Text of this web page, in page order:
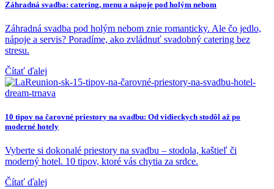
Záhradná svadba: catering, menu a nápoje pod holým nebom
Záhradná svadba pod holým nebom znie romanticky. Ale čo jedlo,
nápoje a servis? Poradíme, ako zvládnuť svadobný catering bez
stresu.
Čítať ďalej
10 tipov na čarovné priestory na svadbu: Od vidieckych stodôl až po
moderné hotely
Vyberte si dokonalé priestory na svadbu – stodola, kaštieľ či
moderný hotel. 10 tipov, ktoré vás chytia za srdce.
Čítať ďalej